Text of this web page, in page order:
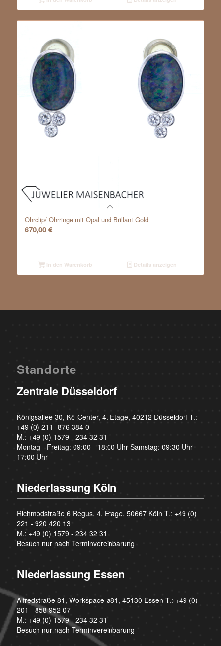
Ohrclip/ Ohrringe mit Opal und Brillant Gold
670,00€
In den Warenkorb Details anzeigen
Standorte
Zentrale Düsseldorf
Königsallee 30, Kö-Center, 4. Etage, 40212 Düsseldorf T.:
+49 (0) 211- 876 384 0
M.: +49 (0) 1579 - 234 32 31
Montag - Freitag: 09:00 - 18:00 Uhr Samstag: 09:30 Uhr -
17:00 Uhr
Niederlassung Köln
Richmodstraße 6 Regus, 4. Etage, 50667 Köln T.: +49 (0)
221 - 920 420 13
M.: +49 (0) 1579 - 234 32 31
Besuch nur nach Terminvereinbarung
Niederlassung Essen
Alfredstraße 81, Workspace-a81, 45130 Essen T.: +49 (0)
201 - 858 952 07
M.: +49 (0) 1579 - 234 32 31
Besuch nur nach Terminvereinbarung